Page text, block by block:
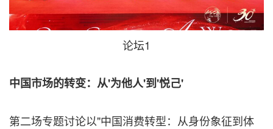
论坛1
中国市场的转变：从'为他人'到'悦己'
第二场专题讨论以"中国消费转型：从身份象征到体